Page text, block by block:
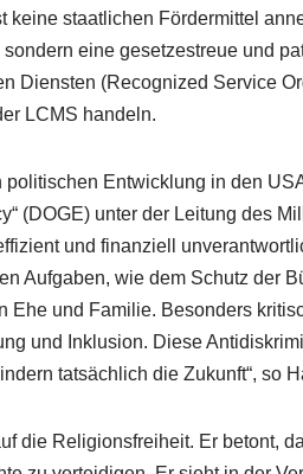
keine staatlichen Fördermittel
eine gesetzestreue und
Diensten (Recognized Service
LCMS handeln.
Entwicklung in den
(DOGE) unter der Leitung des
und finanziell
Aufgaben, wie dem Schutz der
Ehe und Familie. Besonders
und Inklusion. Diese
tatsächlich die Zukunft“, so
die Religionsfreiheit. Er betont,